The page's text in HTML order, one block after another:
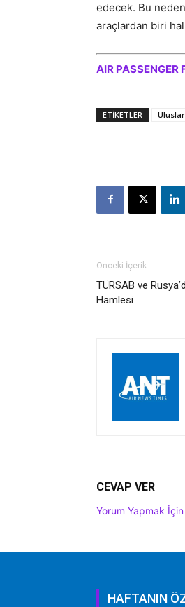
edecek. Bu
araçlardan biri
AIR PASSENGER
ETIKETLER
Önceki İçerik
TÜRSAB ve
Hamlesi
CEVAP VER
Yorum Yapmak İçin
HAFTANIN